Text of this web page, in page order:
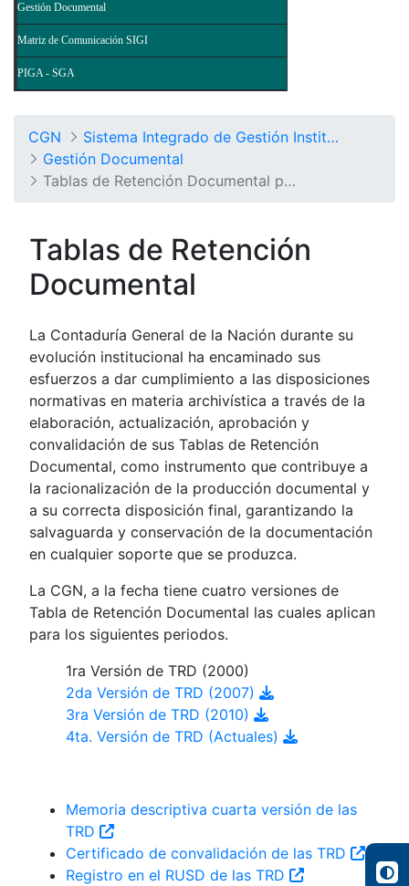
Gestión Documental
Matriz de Comunicación SIGI
PIGA - SGA
CGN
Sistema Integrado de Gestión Institucional
Gestión Documental
Tablas de Retención Documental por Procesos
Tablas de Retención
Documental
La Contaduría General de la Nación durante su
evolución institucional ha encaminado sus
esfuerzos a dar cumplimiento a las disposiciones
normativas en materia archivística a través de la
elaboración, actualización, aprobación y
convalidación de sus Tablas de Retención
Documental, como instrumento que contribuye a
la racionalización de la producción documental y
a su correcta disposición final, garantizando la
salvaguarda y conservación de la documentación
en cualquier soporte que se produzca.
La CGN, a la fecha tiene cuatro versiones de
Tabla de Retención Documental las cuales aplican
para los siguientes periodos.
1ra Versión de TRD (2000)
2da Versión de TRD (2007)
3ra Versión de TRD (2010)
4ta. Versión de TRD (Actuales)
Memoria descriptiva cuarta versión de las
TRD
Certificado de convalidación de las TRD
Registro en el RUSD de las TRD